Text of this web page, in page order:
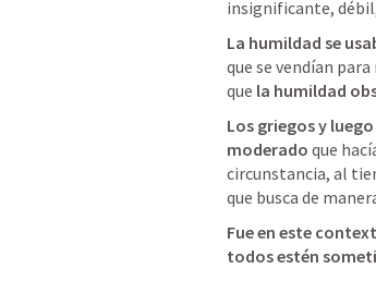
insignificante,
La humildad se
que se vendían
que la humildad
Los griegos y
moderado que
circunstancia, al
que busca de
Fue en este
todos estén